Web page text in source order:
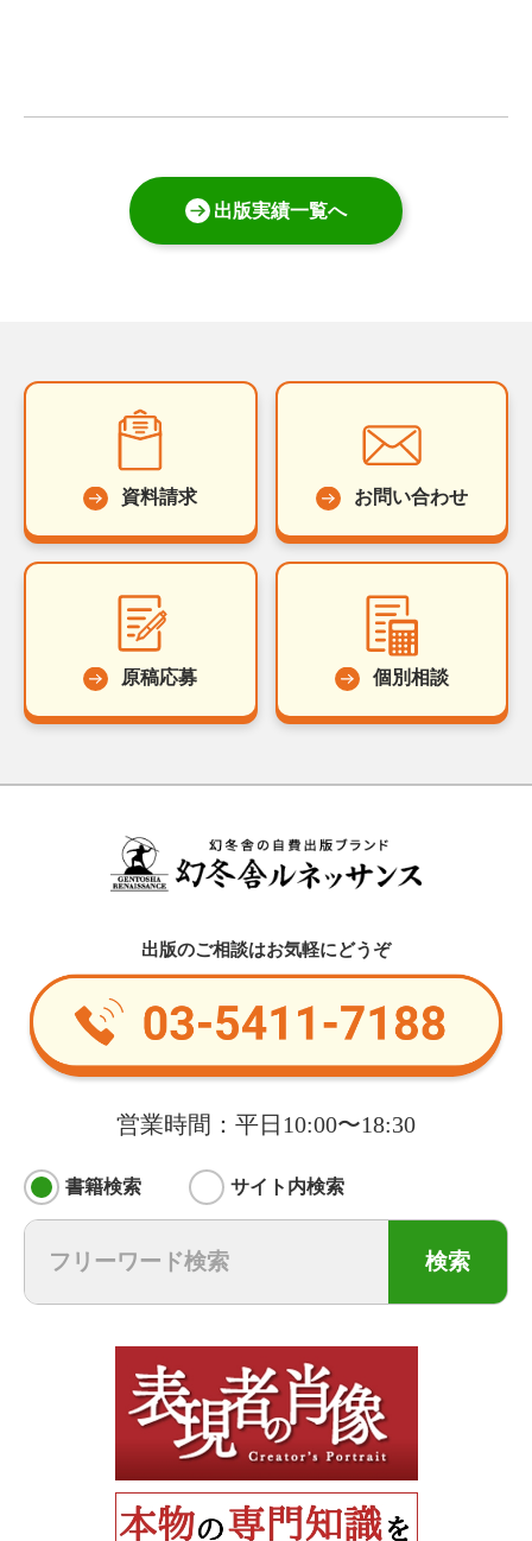
出版実績一覧へ
資料請求 お問い合わせ
原稿応募 個別相談
出版のご相談はお気軽にどうぞ
営業時間：平日10:00〜18:30
書籍検索 サイト内検索
検索